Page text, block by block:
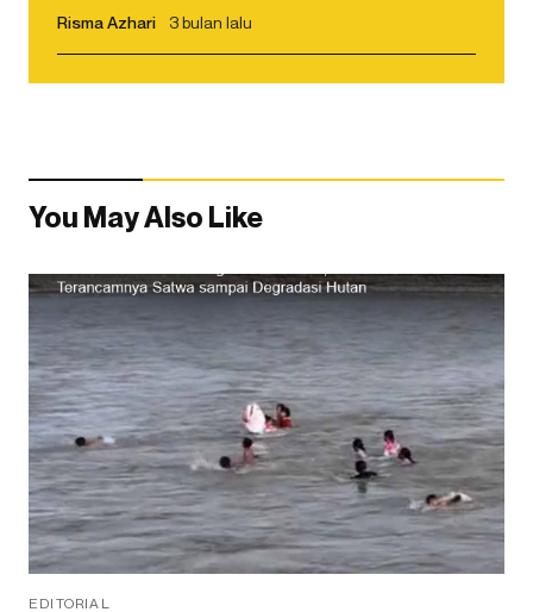
Risma Azhari 3 bulan lalu
You May Also Like
EDITORIAL